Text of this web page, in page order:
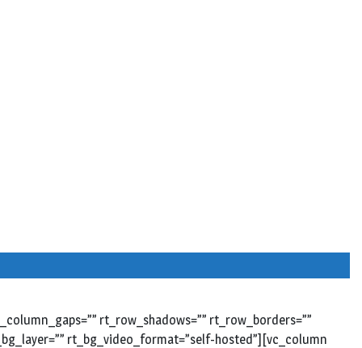
rt_row_shadows=”” rt_row_borders=””
rt_bg_video_format=”self-hosted”][vc_column